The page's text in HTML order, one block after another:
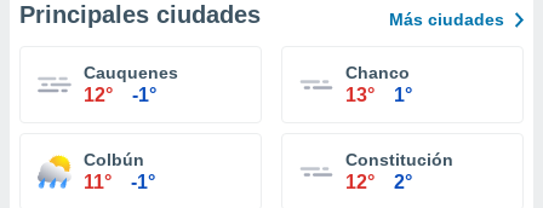
Principales ciudades Más ciudades
Cauquenes
12° -1°
Chanco
13° 1°
Colbún
11° -1°
Constitución
12° 2°